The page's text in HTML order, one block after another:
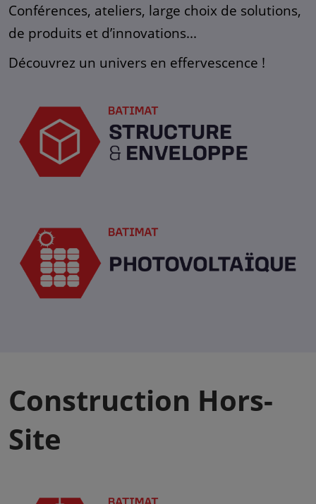
Conférences, ateliers, large choix de solutions,
de produits et d’innovations...
Découvrez un univers en effervescence !
Construction Hors-
Site